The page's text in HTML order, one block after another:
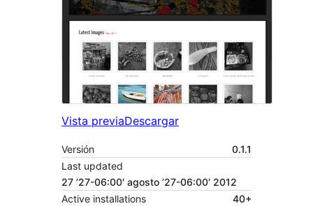
Vista previaDescargar
Versión
0.1.1
Last updated
27 ’27-06:00′ agosto ’27-06:00′ 2012
Active installations
40+